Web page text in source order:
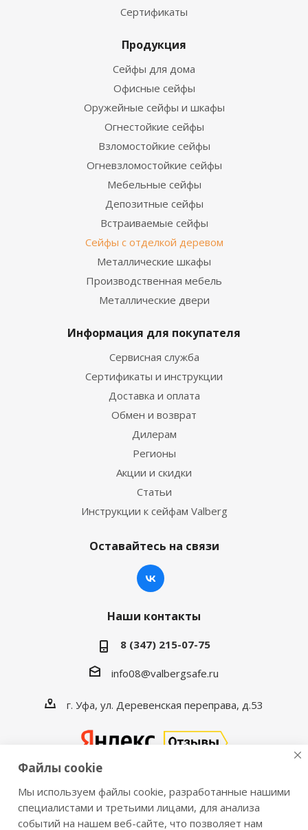
Сертификаты
Продукция
Сейфы для дома
Офисные сейфы
Оружейные сейфы и шкафы
Огнестойкие сейфы
Взломостойкие сейфы
Огневзломостойкие сейфы
Мебельные сейфы
Депозитные сейфы
Встраиваемые сейфы
Сейфы с отделкой деревом
Металлические шкафы
Производственная мебель
Металлические двери
Информация для покупателя
Сервисная служба
Сертификаты и инструкции
Доставка и оплата
Обмен и возврат
Дилерам
Регионы
Акции и скидки
Статьи
Инструкции к сейфам Valberg
Оставайтесь на связи
Наши контакты
8 (347) 215-07-75
info08@valbergsafe.ru
г. Уфа, ул. Деревенская переправа, д.53
2016-2026 © VALBERGSAFE.RU — Интернет-магазин
сейфов Valberg и металлической мебели Практик.
Файлы cookie
Мы используем файлы cookie, разработанные нашими
специалистами и третьими лицами, для анализа
событий на нашем веб-сайте, что позволяет нам